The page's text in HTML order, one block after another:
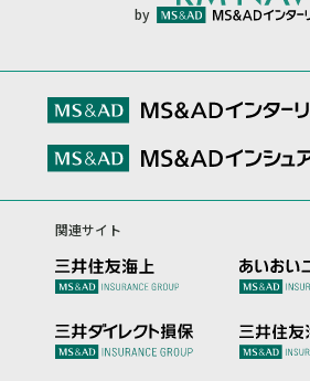
by
関連サイト